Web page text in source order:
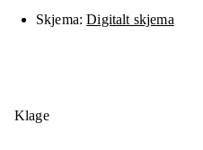
Skjema Digitalt skjema
Klage